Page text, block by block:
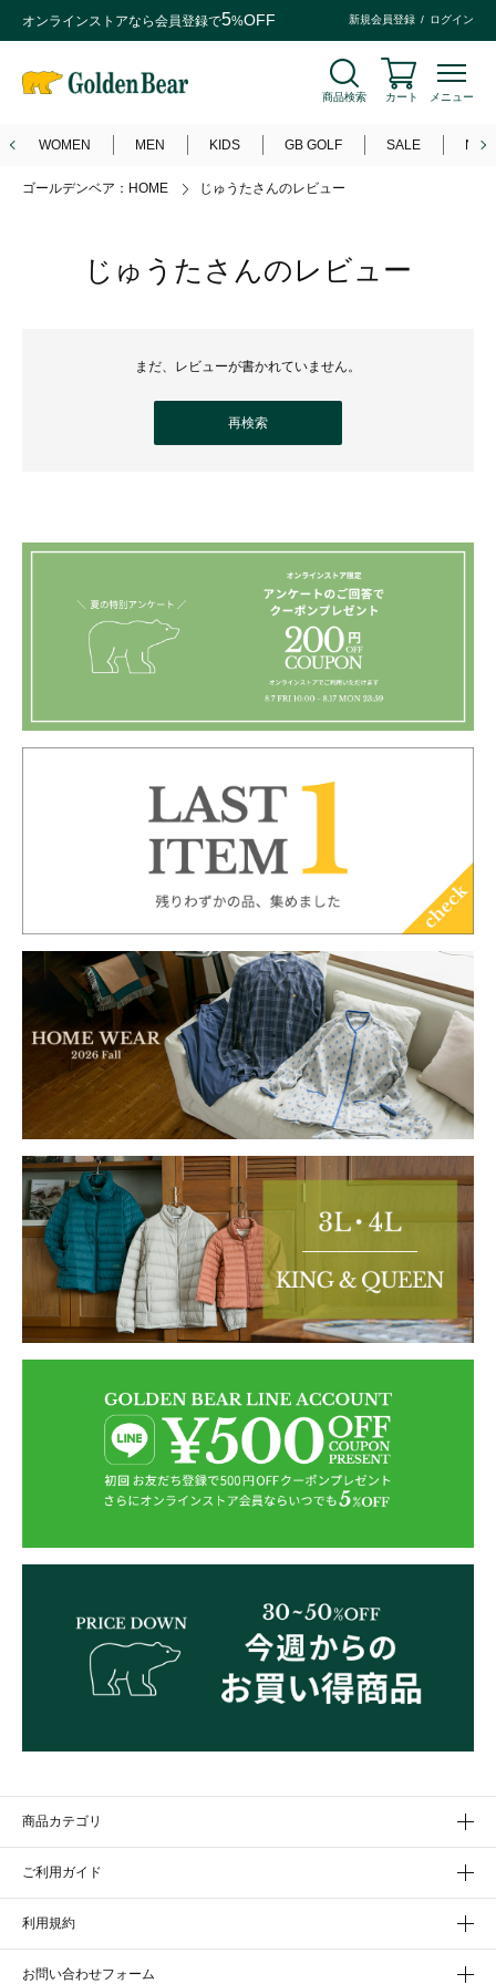
オンラインストアなら会員登録で5%OFF 新規会員登録 ログイン
商品検索 カート メニュー
WOMEN MEN KIDS GB GOLF SALE
ゴールデンベア：HOME じゅうたさんのレビュー
じゅうたさんのレビュー
まだ、レビューが書かれていません。
再検索
商品カテゴリ
ご利用ガイド
利用規約
お問い合わせフォーム